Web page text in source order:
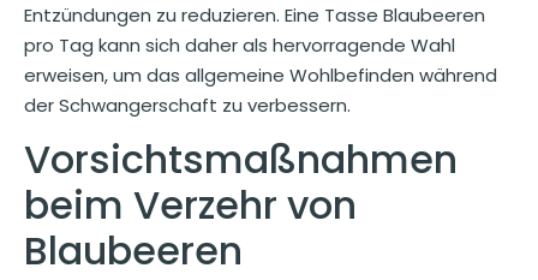
Entzündungen zu reduzieren. Eine Tasse Blaubeeren
pro Tag kann sich daher als hervorragende Wahl
erweisen, um das allgemeine Wohlbefinden während
der Schwangerschaft zu verbessern.
Vorsichtsmaßnahmen
beim Verzehr von
Blaubeeren